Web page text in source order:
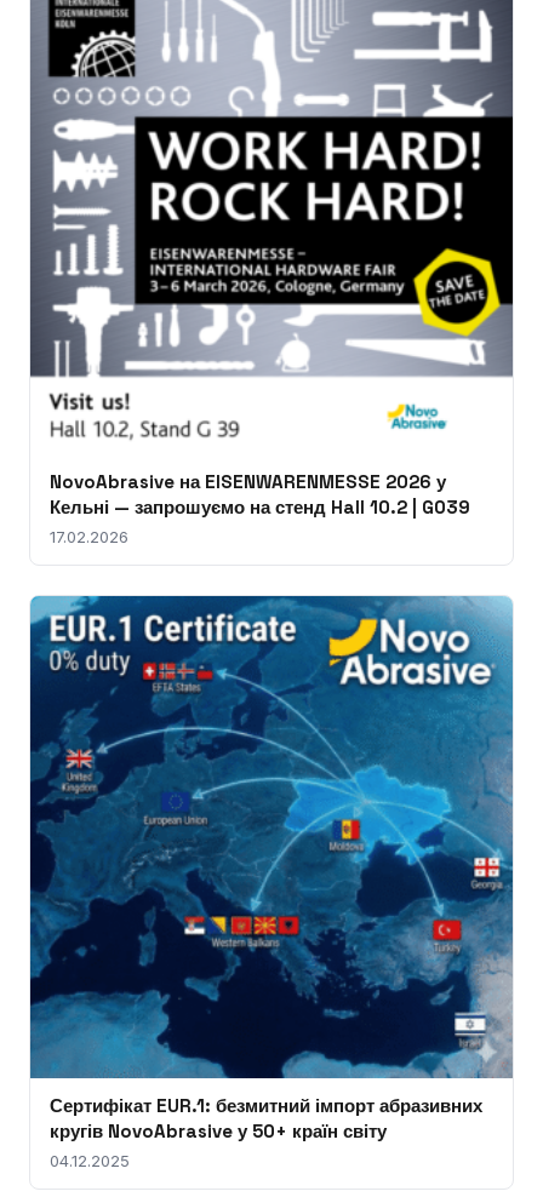
NovoAbrasive на EISENWARENMESSE 2026 у
Кельні — запрошуємо на стенд Hall 10.2 | G039
17.02.2026
Сертифікат EUR.1: безмитний імпорт абразивних
кругів NovoAbrasive у 50+ країн світу
04.12.2025